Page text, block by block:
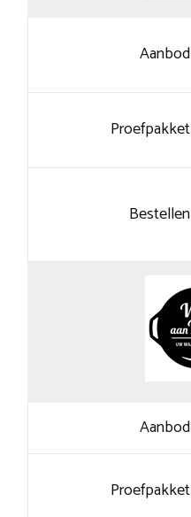
Aanbod
Proefpakket
Bestellen
Aanbod
Proefpakket